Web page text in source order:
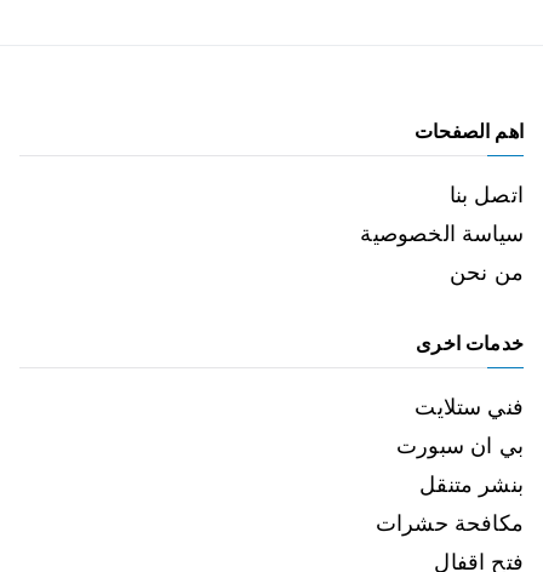
اهم الصفحات
اتصل بنا
سياسة الخصوصية
من نحن
خدمات اخرى
فني ستلايت
بي ان سبورت
بنشر متنقل
مكافحة حشرات
فتح اقفال